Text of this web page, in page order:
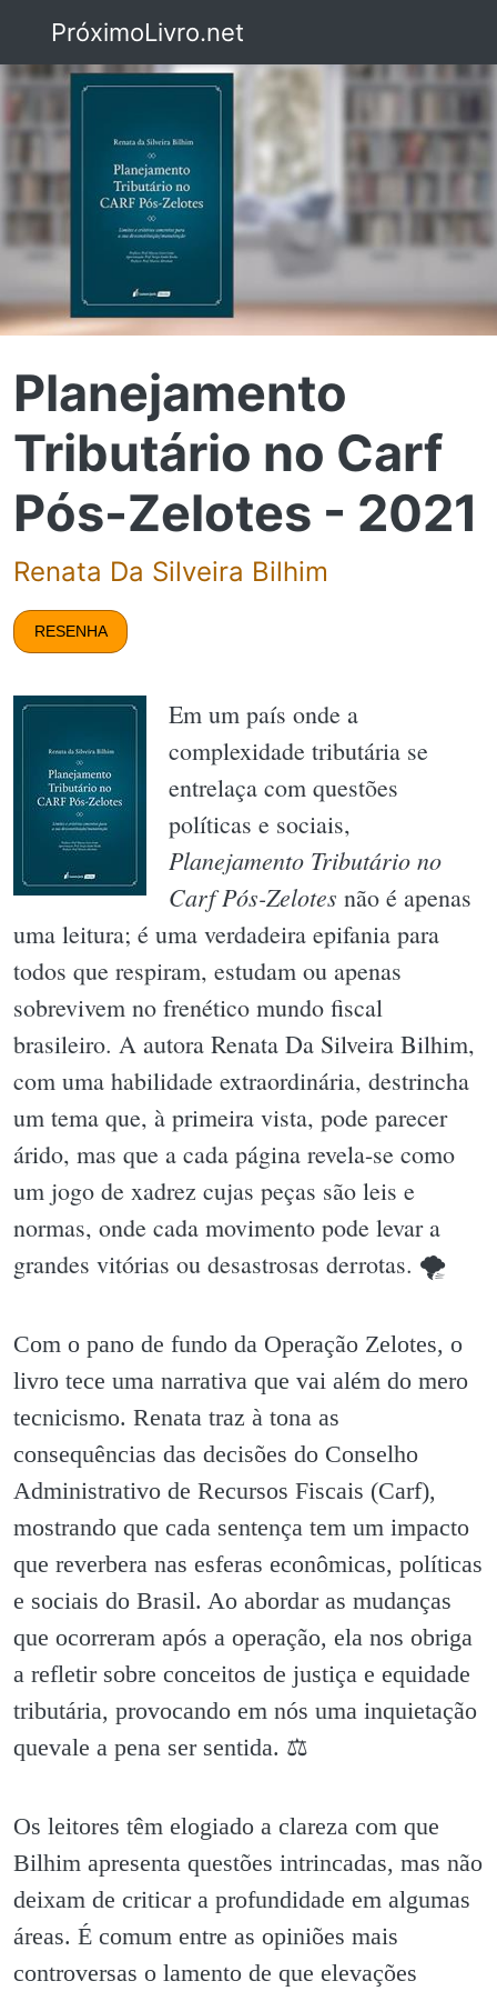
PróximoLivro.net
Planejamento
Tributário no Carf
Pós-Zelotes - 2021
Renata Da Silveira Bilhim
RESENHA
Em um país onde a
complexidade tributária se
entrelaça com questões
políticas e sociais,
Planejamento Tributário no
Carf Pós-Zelotes não é apenas
uma leitura; é uma verdadeira epifania para
todos que respiram, estudam ou apenas
sobrevivem no frenético mundo fiscal
brasileiro. A autora Renata Da Silveira Bilhim,
com uma habilidade extraordinária, destrincha
um tema que, à primeira vista, pode parecer
árido, mas que a cada página revela-se como
um jogo de xadrez cujas peças são leis e
normas, onde cada movimento pode levar a
grandes vitórias ou desastrosas derrotas. 🌪
Com o pano de fundo da Operação Zelotes, o
livro tece uma narrativa que vai além do mero
tecnicismo. Renata traz à tona as
consequências das decisões do Conselho
Administrativo de Recursos Fiscais (Carf),
mostrando que cada sentença tem um impacto
que reverbera nas esferas econômicas, políticas
e sociais do Brasil. Ao abordar as mudanças
que ocorreram após a operação, ela nos obriga
a refletir sobre conceitos de justiça e equidade
tributária, provocando em nós uma inquietação
quevale a pena ser sentida. ⚖️
Os leitores têm elogiado a clareza com que
Bilhim apresenta questões intrincadas, mas não
deixam de criticar a profundidade em algumas
áreas. É comum entre as opiniões mais
controversas o lamento de que elevações